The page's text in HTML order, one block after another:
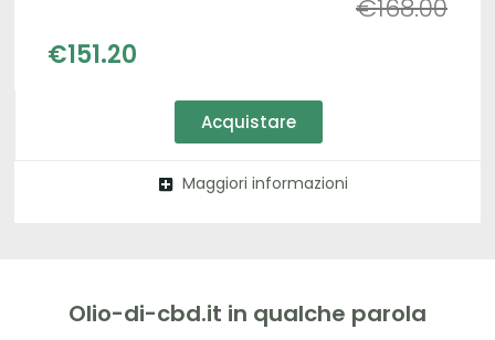
€168.00
€151.20
Acquistare
Maggiori informazioni
Olio-di-cbd.it in qualche parola